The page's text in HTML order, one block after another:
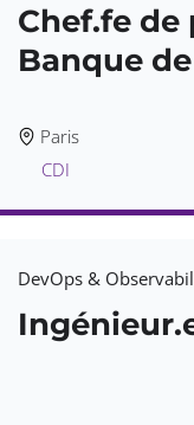
Chef.fe
Banque
Paris
CDI
DevOps &